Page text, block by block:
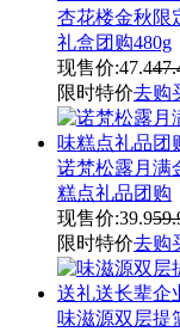
杏花楼金秋限
礼盒团购480g
现售价:47.4
限时特价去购
诺梵松露月满
糕点礼品团购
现售价:39.9
限时特价去购
味滋源双层提